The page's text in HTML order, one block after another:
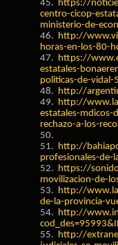
45. https://
centro-cicop-
ministerio-de-
46. http://
horas-en-los-80-
47. https://
estatales-
politicas-de-vidal-
48. http://
49. http://
estatales-mdicos-
rechazo-a-los-
50.
51. http://
profesionales-de-
52. https://
movilizacion-de-
53. http://
de-la-provincia-
54. http://
55. http://